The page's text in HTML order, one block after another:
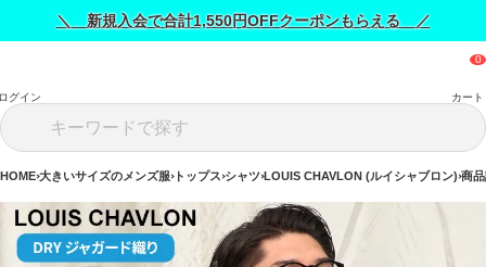
＼ 新規入会で合計1,550円OFFクーポンもらえる ／
グイン カート
HOME 大きいサイズのメンズ服 トップス シャツ LOUIS CHAVLON (ルイシャブロン) 商